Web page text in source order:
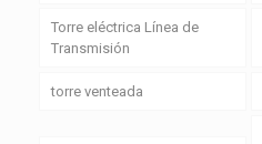
Torre eléctrica Línea de
Transmisión
torre venteada